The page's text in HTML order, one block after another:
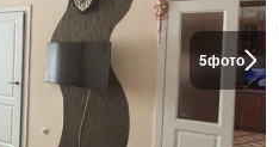
5фото